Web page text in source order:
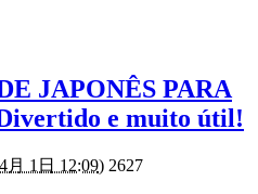
JAPONÊS PARA
e muito útil!
月 1日 12:09) 2627